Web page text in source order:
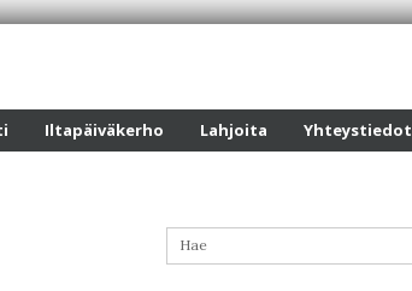
Iltapäiväkerho Lahjoita Yhteystiedot